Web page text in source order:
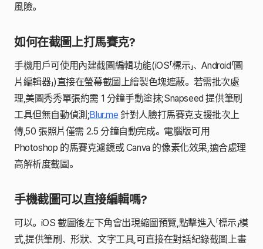
風險。
如何在截圖上打馬賽克?
手機用戶可使用內建截圖編輯功能(iOS「標示」、Android「圖
片編輯器」)直接在螢幕截圖上繪製色塊遮蔽。若需批次處
理,美圖秀秀單張約需 1 分鐘手動塗抹;Snapseed 提供筆刷
工具但無自動偵測;Blur.me 針對人臉打馬賽克支援批次上
傳,50 張照片僅需 2.5 分鐘自動完成。電腦版可用
Photoshop 的馬賽克濾鏡或 Canva 的像素化效果,適合處理
高解析度截圖。
手機截圖可以直接編輯嗎?
可以。iOS 截圖後左下角會出現縮圖預覽,點擊進入「標示」模
式,提供筆刷、形狀、文字工具,可直接在對話紀錄截圖上畫